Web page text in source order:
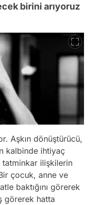
birini arıyoruz
Aşkın dönüştürücü,
kalbinde ihtiyaç
tatminkar ilişkilerin
çocuk, anne ve
baktığını görerek
görerek hatta